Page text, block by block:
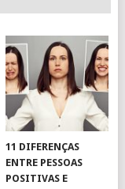
11 DIFERENÇAS
ENTRE PESSOAS
POSITIVAS E